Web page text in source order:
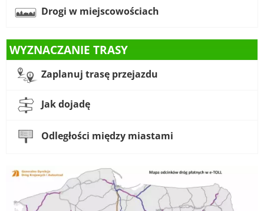
Drogi w miejscowościach
WYZNACZANIE TRASY
Zaplanuj trasę przejazdu
Jak dojadę
Odległości między miastami